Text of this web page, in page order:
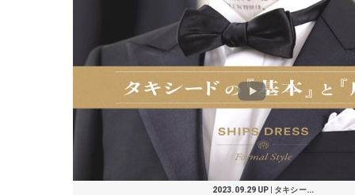
2023.09.29 UP | タキシー...